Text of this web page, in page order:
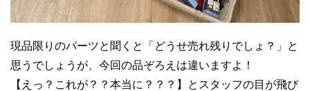
現品限りのパーツと聞くと「どうせ売れ残りでしょ？」と
思うでしょうが、今回の品ぞろえは違いますよ！
【えっ？これが？？本当に？？？】とスタッフの目が飛び